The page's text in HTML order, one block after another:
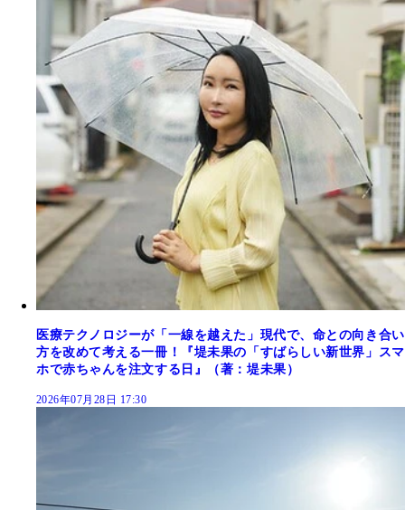
医療テクノロジーが「一線を越えた」現代で、命との向き合い
方を改めて考える一冊！『堤未果の「すばらしい新世界」スマ
ホで赤ちゃんを注文する日』（著：堤未果）
2026年07月28日 17:30